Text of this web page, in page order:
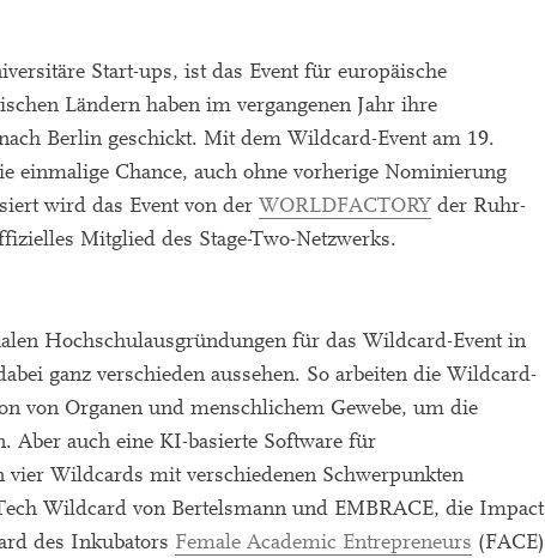
Start-ups, ist das Event für europäische
Ländern haben im vergangenen Jahr ihre
Berlin geschickt. Mit dem Wildcard-Event am 19.
einmalige Chance, auch ohne vorherige Nominierung
wird das Event von der WORLDFACTORY der Ruhr-
Mitglied des Stage-Two-Netzwerks.
Hochschulausgründungen für das Wildcard-Event in
ganz verschieden aussehen. So arbeiten die Wildcard-
von Organen und menschlichem Gewebe, um die
auch eine KI-basierte Software für
vier Wildcards mit verschiedenen Schwerpunkten
Wildcard von Bertelsmann und EMBRACE, die Impact
des Inkubators Female Academic Entrepreneurs (FACE)